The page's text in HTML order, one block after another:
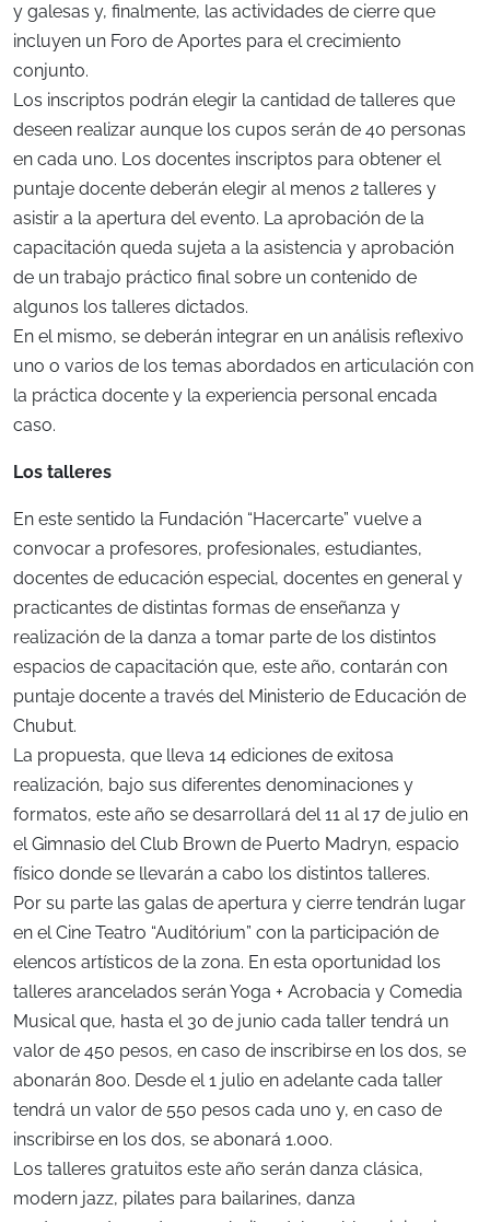
y galesas y, finalmente, las actividades de cierre que
incluyen un Foro de Aportes para el crecimiento
conjunto.
Los inscriptos podrán elegir la cantidad de talleres que
deseen realizar aunque los cupos serán de 40 personas
en cada uno. Los docentes inscriptos para obtener el
puntaje docente deberán elegir al menos 2 talleres y
asistir a la apertura del evento. La aprobación de la
capacitación queda sujeta a la asistencia y aprobación
de un trabajo práctico final sobre un contenido de
algunos los talleres dictados.
En el mismo, se deberán integrar en un análisis reflexivo
uno o varios de los temas abordados en articulación con
la práctica docente y la experiencia personal encada
caso.
Los talleres
En este sentido la Fundación “Hacercarte” vuelve a
convocar a profesores, profesionales, estudiantes,
docentes de educación especial, docentes en general y
practicantes de distintas formas de enseñanza y
realización de la danza a tomar parte de los distintos
espacios de capacitación que, este año, contarán con
puntaje docente a través del Ministerio de Educación de
Chubut.
La propuesta, que lleva 14 ediciones de exitosa
realización, bajo sus diferentes denominaciones y
formatos, este año se desarrollará del 11 al 17 de julio en
el Gimnasio del Club Brown de Puerto Madryn, espacio
físico donde se llevarán a cabo los distintos talleres.
Por su parte las galas de apertura y cierre tendrán lugar
en el Cine Teatro “Auditórium” con la participación de
elencos artísticos de la zona. En esta oportunidad los
talleres arancelados serán Yoga + Acrobacia y Comedia
Musical que, hasta el 30 de junio cada taller tendrá un
valor de 450 pesos, en caso de inscribirse en los dos, se
abonarán 800. Desde el 1 julio en adelante cada taller
tendrá un valor de 550 pesos cada uno y, en caso de
inscribirse en los dos, se abonará 1.000.
Los talleres gratuitos este año serán danza clásica,
modern jazz, pilates para bailarines, danza